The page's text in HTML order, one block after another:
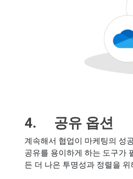
4. 공유 옵션
계속해서 협업이 마케팅의 성
공유를 용이하게 하는 도구가
든 더 나은 투명성과 정렬을